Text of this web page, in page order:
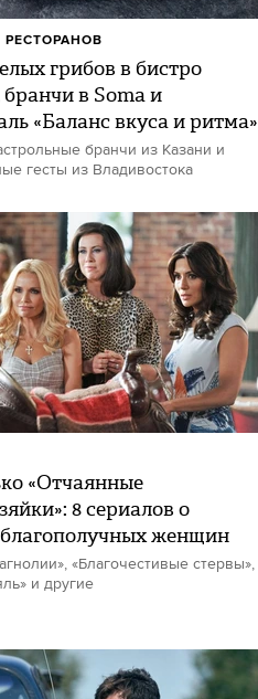
грибов в бистро
в Soma и
«Баланс вкуса и ритма»
бранчи из Казани и
гесты из Владивостока
«Отчаянные
8 сериалов о
женщин
«Благочестивые стервы»,
и другие